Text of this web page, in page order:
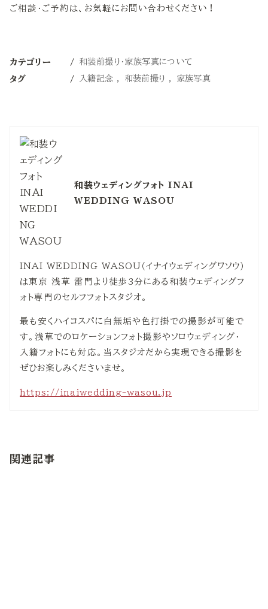
ご相談・ご予約は、お気軽にお問い合わせください！
カテゴリー
和装前撮り・家族写真について
タグ
入籍記念 和装前撮り 家族写真
和装ウェディングフォト INAI
WEDDING WASOU
INAI WEDDING WASOU（イナイウェディングワソウ）
は東京 浅草 雷門より徒歩3分にある和装ウェディングフ
ォト専門のセルフフォトスタジオ。
最も安くハイコスパに白無垢や色打掛での撮影が可能で
す。浅草でのロケーションフォト撮影やソロウェディング・
入籍フォトにも対応。当スタジオだから実現できる撮影を
ぜひお楽しみくださいませ。
https://inaiwedding-wasou.jp
関連記事